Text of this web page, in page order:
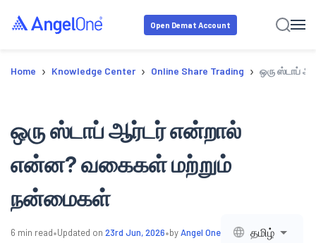
Open Demat Account
Home › Knowledge Center › Online Share Trading › ஒரு ஸ்டாப்
ஒரு ஸ்டாப் ஆர்டர் என்றால்
என்ன? வகைகள் மற்றும்
நன்மைகள்
6 min read•Updated on 23rd Jun, 2026•byAngel One தமிழ்